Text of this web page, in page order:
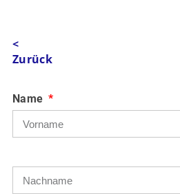
<
Zurück
Name